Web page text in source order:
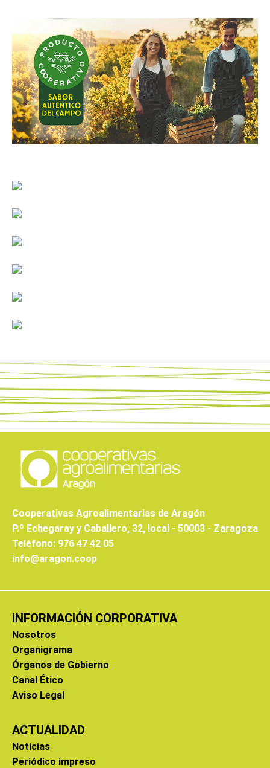
Cooperativas Agroalimentarias de Aragón
P.º Echegaray y Caballero, 32, local - 50003 - Zaragoza
Teléfono: 976 47 42 05
info@aragon.coop
INFORMACIÓN CORPORATIVA
Nosotros
Organigrama
Órganos de Gobierno
Canal Ético
Aviso Legal
ACTUALIDAD
Noticias
Periódico impreso